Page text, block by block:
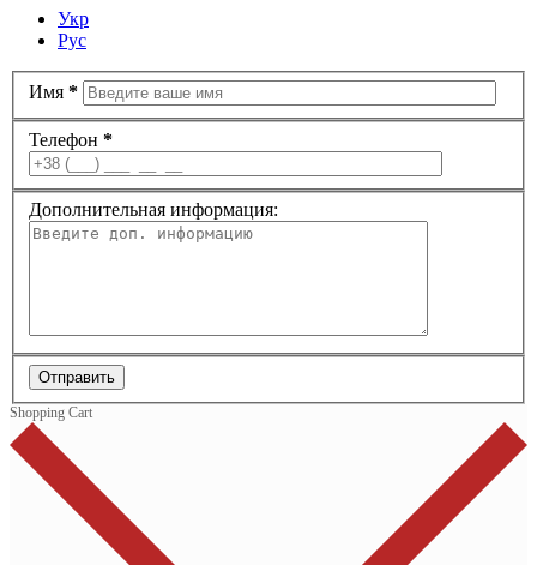
Укр
Рус
Имя *
Телефон *
Дополнительная информация:
Отправить
Shopping Cart